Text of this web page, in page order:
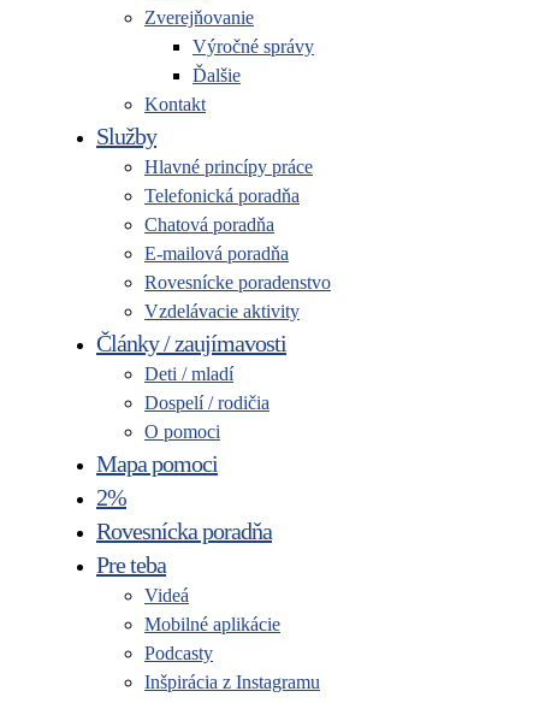
Zverejňovanie
Výročné správy
Ďalšie
Kontakt
Služby
Hlavné princípy práce
Telefonická poradňa
Chatová poradňa
E-mailová poradňa
Rovesnícke poradenstvo
Vzdelávacie aktivity
Články / zaujímavosti
Deti / mladí
Dospelí / rodičia
O pomoci
Mapa pomoci
2%
Rovesnícka poradňa
Pre teba
Videá
Mobilné aplikácie
Podcasty
Inšpirácia z Instagramu